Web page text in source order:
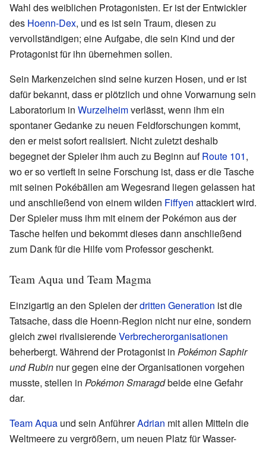
Wahl des weiblichen Protagonisten. Er ist der Entwickler
des Hoenn-Dex, und es ist sein Traum, diesen zu
vervollständigen; eine Aufgabe, die sein Kind und der
Protagonist für ihn übernehmen sollen.
Sein Markenzeichen sind seine kurzen Hosen, und er ist
dafür bekannt, dass er plötzlich und ohne Vorwarnung sein
Laboratorium in Wurzelheimverlässt, wenn ihm ein
spontaner Gedanke zu neuen Feldforschungen kommt,
den er meist sofort realisiert. Nicht zuletzt deshalb
begegnet der Spieler ihm auch zu Beginn aufRoute 101,
wo er so vertieft in seine Forschung ist, dass er die Tasche
mit seinen Pokébällen am Wegesrand liegen gelassen hat
und anschließend von einem wilden Fiffyen attackiert wird.
Der Spieler muss ihm mit einem der Pokémon aus der
Tasche helfen und bekommt dieses dann anschließend
zum Dank für die Hilfe vom Professor geschenkt.
Team Aqua und Team Magma
Einzigartig an den Spielen derdritten Generation ist die
Tatsache, dass die Hoenn-Region nicht nur eine, sondern
gleich zwei rivalisierendeVerbrecherorganisationen
beherbergt. Während der Protagonist in Pokémon Saphir
und Rubin nur gegen eine der Organisationen vorgehen
musste, stellen in Pokémon Smaragdbeide eine Gefahr
dar.
Team Aqua und sein AnführerAdrian mit allen Mitteln die
Weltmeere zu vergrößern, um neuen Platz für Wasser-